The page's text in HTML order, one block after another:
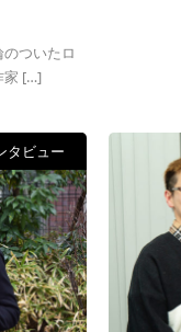
ついたロ
家 […]
タビュー